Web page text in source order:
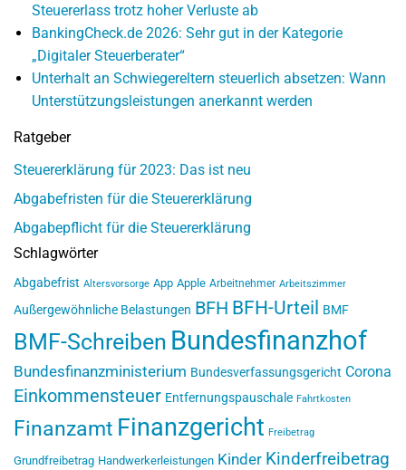
Steuererlass trotz hoher Verluste ab
BankingCheck.de 2026: Sehr gut in der Kategorie
„Digitaler Steuerberater“
Unterhalt an Schwiegereltern steuerlich absetzen: Wann
Unterstützungsleistungen anerkannt werden
Ratgeber
Steuererklärung für 2023: Das ist neu
Abgabefristen für die Steuererklärung
Abgabepflicht für die Steuererklärung
Schlagwörter
Abgabefrist Altersvorsorge App Apple Arbeitnehmer Arbeitszimmer
Außergewöhnliche Belastungen BFH BFH-Urteil BMF
BMF-Schreiben Bundesfinanzhof
Bundesfinanzministerium Bundesverfassungsgericht Corona
Einkommensteuer Entfernungspauschale Fahrtkosten
Finanzamt Finanzgericht Freibetrag
Grundfreibetrag Handwerkerleistungen Kinder Kinderfreibetrag